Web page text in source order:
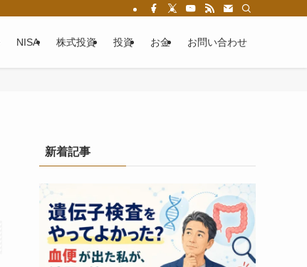
NISA 株式投資 投資 お金 お問い合わせ
新着記事